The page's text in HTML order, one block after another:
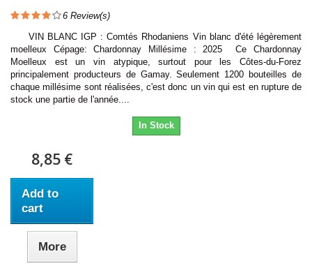
6 Review(s)
VIN BLANC IGP : Comtés Rhodaniens Vin blanc d'été légèrement
moelleux Cépage: Chardonnay Millésime : 2025 Ce Chardonnay
Moelleux est un vin atypique, surtout pour les Côtes-du-Forez
principalement producteurs de Gamay. Seulement 1200 bouteilles de
chaque millésime sont réalisées, c'est donc un vin qui est en rupture de
stock une partie de l'année....
In Stock
8,85 €
Add to
cart
More